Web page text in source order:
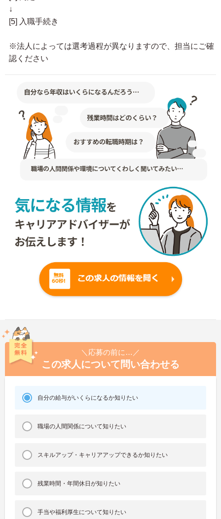
↓
[5] 入職手続き
※法人によっては選考過程が異なりますので、担当にご確
認ください
＼応募の前に…／
この求人について問い合わせる
自分の給与がいくらになるか知りたい
職場の人間関係について知りたい
スキルアップ・キャリアアップできるか知りたい
残業時間・年間休日が知りたい
手当や福利厚生について知りたい